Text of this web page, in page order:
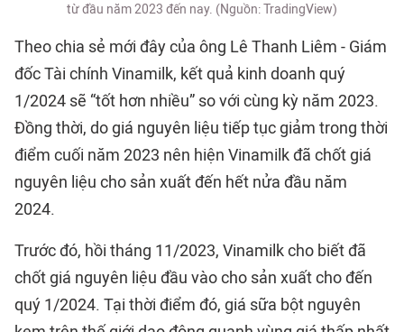
từ đầu năm 2023 đến nay. (Nguồn: TradingView)
Theo chia sẻ mới đây của ông Lê Thanh Liêm - Giám
đốc Tài chính Vinamilk, kết quả kinh doanh quý
1/2024 sẽ “tốt hơn nhiều” so với cùng kỳ năm 2023.
Đồng thời, do giá nguyên liệu tiếp tục giảm trong thời
điểm cuối năm 2023 nên hiện Vinamilk đã chốt giá
nguyên liệu cho sản xuất đến hết nửa đầu năm
2024.
Trước đó, hồi tháng 11/2023, Vinamilk cho biết đã
chốt giá nguyên liệu đầu vào cho sản xuất cho đến
quý 1/2024. Tại thời điểm đó, giá sữa bột nguyên